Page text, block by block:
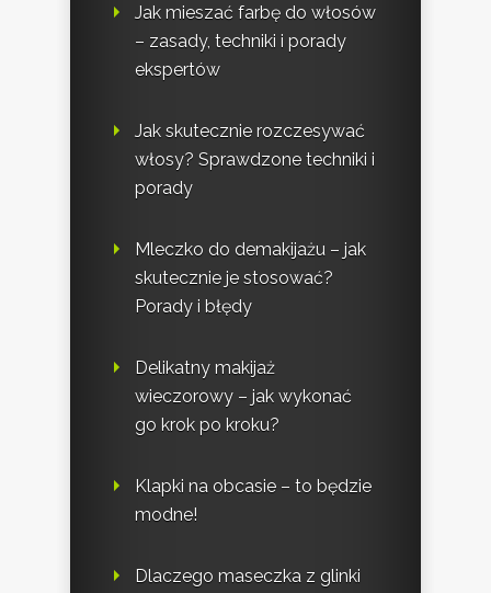
Jak mieszać farbę do włosów
– zasady, techniki i porady
ekspertów
Jak skutecznie rozczesywać
włosy? Sprawdzone techniki i
porady
Mleczko do demakijażu – jak
skutecznie je stosować?
Porady i błędy
Delikatny makijaż
wieczorowy – jak wykonać
go krok po kroku?
Klapki na obcasie – to będzie
modne!
Dlaczego maseczka z glinki